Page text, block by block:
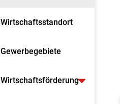
Wirtschaftsstandort
Gewerbegebiete
Wirtschaftsförderung